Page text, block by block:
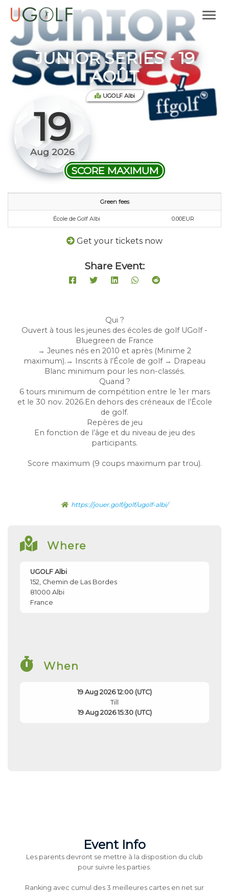
JUNIOR SERIES - 19
AOÛT
UGOLF Albi
19
Aug 2026
SCORE MAXIMUM
Green fees
École de Golf Albi 0.00EUR
Get your tickets now
Share Event:
Qui ?
Ouvert à tous les jeunes des écoles de golf UGolf -
Bluegreen de France
→ Jeunes nés en 2010 et après (Minime 2
maximum).→ Inscrits à l’École de golf → Drapeau
Blanc minimum pour les non-classés.
Quand ?
6 tours minimum de compétition entre le 1er mars
et le 30 nov. 2026.En dehors des créneaux de l’École
de golf.
Repères de jeu
En fonction de l’âge et du niveau de jeu des
participants.
Score maximum (9 coups maximum par trou).
https://jouer.golf/golf/ugolf-albi/
Where
UGOLF Albi
152, Chemin de Las Bordes
81000 Albi
France
When
19 Aug 2026 12:00 (UTC)
Till
19 Aug 2026 15:30 (UTC)
Event Info
Les parents devront se mettre à la disposition du club
pour suivre les parties.
Ranking avec cumul des 3 meilleures cartes en net sur